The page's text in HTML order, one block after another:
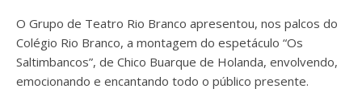
O Grupo de Teatro Rio Branco apresentou, nos palcos do
Colégio Rio Branco, a montagem do espetáculo “Os
Saltimbancos”, de Chico Buarque de Holanda, envolvendo,
emocionando e encantando todo o público presente.